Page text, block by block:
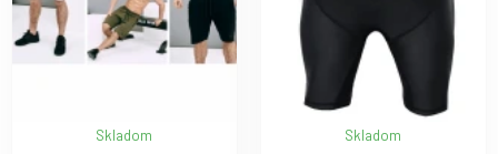
Skladom Skladom